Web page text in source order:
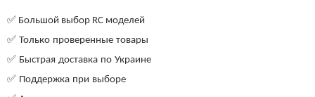
✅ Большой выбор RC моделей
✅ Только проверенные товары
✅ Быстрая доставка по Украине
✅ Поддержка при выборе